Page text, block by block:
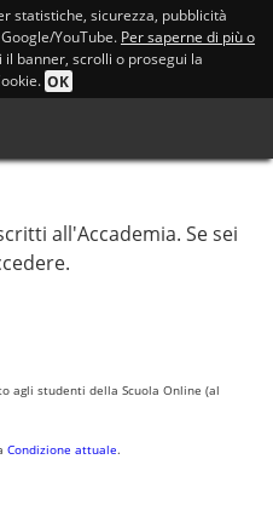
statistiche, sicurezza, pubblicità
YouTube. Per saperne di più o
il banner, scrolli o prosegui la
OK
all'Accademia. Se sei
agli studenti della Scuola Online (al
Condizione attuale.